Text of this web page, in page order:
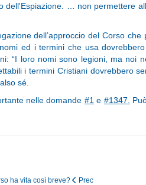
dell'Espiazione. … non permettere
dell’approccio del Corso
ed i termini che usa
“I loro nomi sono legioni, ma noi
i termini Cristiani dovrebbero
sé.
nelle domande #1 e #1347
ha vita così breve? Prec